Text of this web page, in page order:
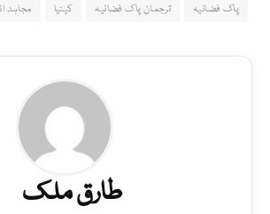
پاک فضائیہ ترجمان پاک فضائیہ کینیا مجاہد
طارق ملک